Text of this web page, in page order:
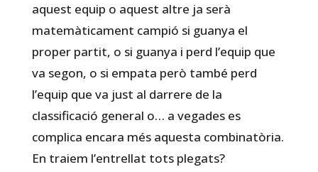
aquest equip o aquest altre ja serà
matemàticament campió si guanya el
proper partit, o si guanya i perd l’equip que
va segon, o si empata però també perd
l’equip que va just al darrere de la
classificació general o… a vegades es
complica encara més aquesta combinatòria.
En traiem l’entrellat tots plegats?